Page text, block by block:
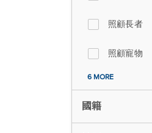
照顧長者
照顧寵物
6 MORE
國籍